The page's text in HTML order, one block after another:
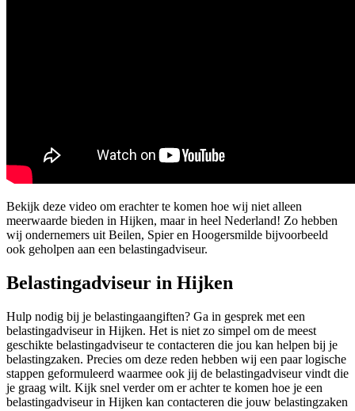
Bekijk deze video om erachter te komen hoe wij niet alleen
meerwaarde bieden in Hijken, maar in heel Nederland! Zo hebben
wij ondernemers uit Beilen, Spier en Hoogersmilde bijvoorbeeld
ook geholpen aan een belastingadviseur.
Belastingadviseur in Hijken
Hulp nodig bij je belastingaangiften? Ga in gesprek met een
belastingadviseur in Hijken. Het is niet zo simpel om de meest
geschikte belastingadviseur te contacteren die jou kan helpen bij je
belastingzaken. Precies om deze reden hebben wij een paar logische
stappen geformuleerd waarmee ook jij de belastingadviseur vindt die
je graag wilt. Kijk snel verder om er achter te komen hoe je een
belastingadviseur in Hijken kan contacteren die jouw belastingzaken